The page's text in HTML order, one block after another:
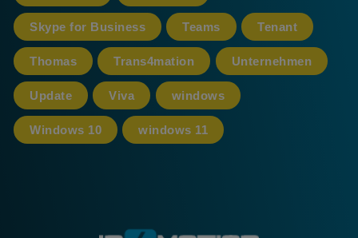
Skype for Business Teams Tenant
Thomas Trans4mation Unternehmen
Update Viva windows
Windows 10 windows 11